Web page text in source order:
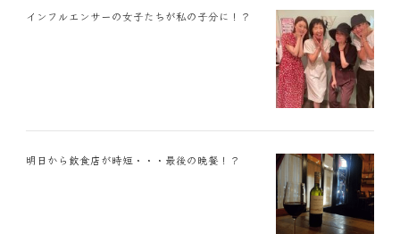
インフルエンサーの女子たちが私の子分に！？
明日から飲食店が時短・・・最後の晩餐！？